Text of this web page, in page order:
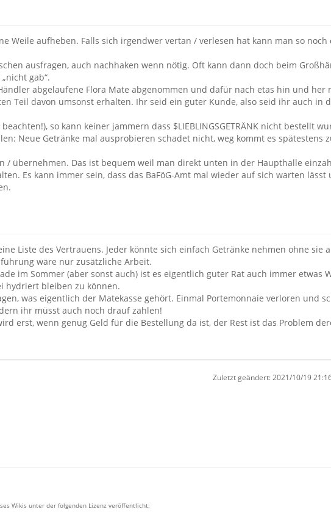
Weile aufheben. Falls sich irgendwer vertan / verlesen hat kann man so noch
ausfragen, auch nachhaken wenn nötig. Oft kann dann doch beim
gab“.
abgelaufene Flora Mate abgenommen und dafür nach etas hin und her
Teil davon umsonst erhalten. Ihr seid ein guter Kunde, also seid ihr auch in
so kann keiner jammern dass $LIEBLINGSGETRÄNK nicht bestellt
Neue Getränke mal ausprobieren schadet nicht, weg kommt es spätestens
/ übernehmen. Das ist bequem weil man direkt unten in der Haupthalle
Es kann immer sein, dass das BaFöG-Amt mal wieder auf sich warten lässt
Liste des Vertrauens. Jeder könnte sich einfach Getränke nehmen ohne sie
wäre nur zusätzliche Arbeit.
im Sommer (aber sonst auch) ist es eigentlich guter Rat auch immer etwas
hydriert bleiben zu können.
was eigentlich der Matekasse gehört. Einmal Portemonnaie verloren und
ihr müsst auch noch drauf zahlen!
erst, wenn genug Geld für die Bestellung da ist, der Rest ist das Problem
Zuletzt geändert: 2021/10/19
Wikis unter der folgenden Lizenz veröffentlicht: